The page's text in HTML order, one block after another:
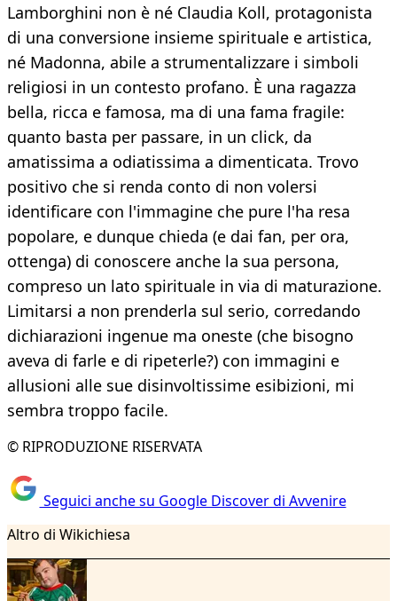
Lamborghini non è né Claudia Koll, protagonista
di una conversione insieme spirituale e artistica,
né Madonna, abile a strumentalizzare i simboli
religiosi in un contesto profano. È una ragazza
bella, ricca e famosa, ma di una fama fragile:
quanto basta per passare, in un click, da
amatissima a odiatissima a dimenticata. Trovo
positivo che si renda conto di non volersi
identificare con l'immagine che pure l'ha resa
popolare, e dunque chieda (e dai fan, per ora,
ottenga) di conoscere anche la sua persona,
compreso un lato spirituale in via di maturazione.
Limitarsi a non prenderla sul serio, corredando
dichiarazioni ingenue ma oneste (che bisogno
aveva di farle e di ripeterle?) con immagini e
allusioni alle sue disinvoltissime esibizioni, mi
sembra troppo facile.
© RIPRODUZIONE RISERVATA
Seguici anche su Google Discover di Avvenire
Altro di Wikichiesa